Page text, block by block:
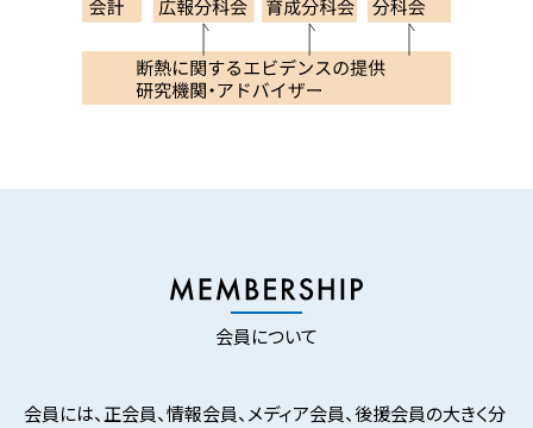
会員について
会員には、正会員、情報会員、メディア会員、後援会員の大きく分